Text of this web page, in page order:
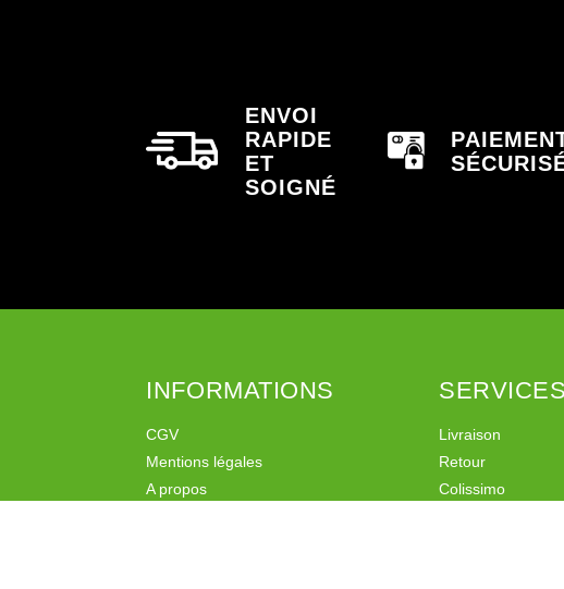
ENVOI
RAPIDE
ET
SOIGNÉ
INFORMATIONS
CGV
Mentions légales
A propos
SERVICES
Livraison
Retour
Colissimo